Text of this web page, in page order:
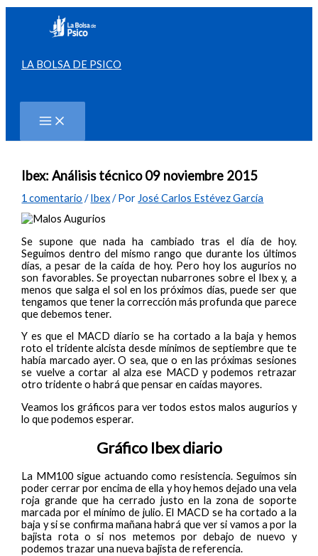
contenido
LA BOLSA DE PSICO
Ibex: Análisis técnico 09 noviembre 2015
1 comentario /Ibex/ Por José Carlos Estévez García
Se supone que nada ha cambiado tras el día de hoy.
Seguimos dentro del mismo rango que durante los últimos
días, a pesar de la caída de hoy. Pero hoy los augurios no
son favorables. Se proyectan nubarrones sobre el Ibex y, a
menos que salga el sol en los próximos días, puede ser que
tengamos que tener la corrección más profunda que parece
que debemos tener.
Y es que el MACD diario se ha cortado a la baja y hemos
roto el tridente alcista desde mínimos de septiembre que te
había marcado ayer. O sea, que o en las próximas sesiones
se vuelve a cortar al alza ese MACD y podemos retrazar
otro tridente o habrá que pensar en caídas mayores.
Veamos los gráficos para ver todos estos malos augurios y
lo que podemos esperar.
Gráfico Ibex diario
La MM100 sigue actuando como resistencia. Seguimos sin
poder cerrar por encima de ella y hoy hemos dejado una vela
roja grande que ha cerrado justo en la zona de soporte
marcada por el mínimo de julio. El MACD se ha cortado a la
baja y si se confirma mañana habrá que ver si vamos a por la
bajista rota o si nos metemos por debajo de nuevo y
podemos trazar una nueva bajista de referencia.